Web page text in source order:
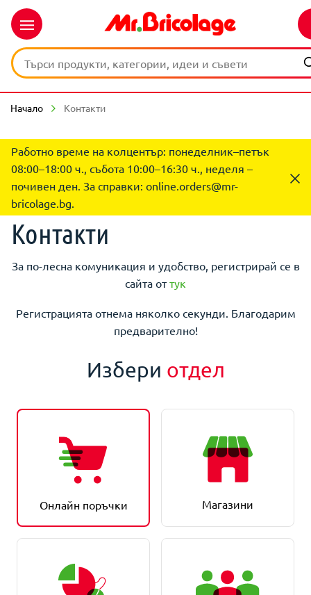
Начало Контакти
Работно време на колцентър: понеделник–петък
08:00–18:00 ч., събота 10:00–16:30 ч., неделя –
почивен ден. За справки: online.orders@mr-
bricolage.bg.
Контакти
За по-лесна комуникация и удобство, регистрирай се в
сайта оттук
Регистрацията отнема няколко секунди. Благодарим
предварително!
Избери отдел
Онлайн поръчки Магазини